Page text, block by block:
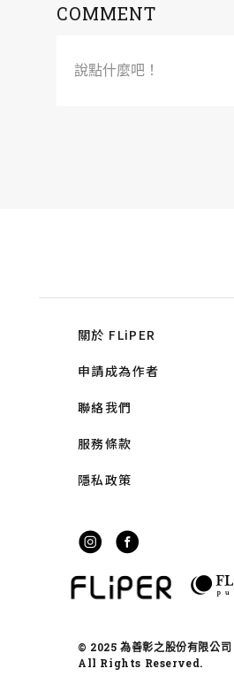
COMMENT
說點什麼吧！
關於 FLiPER
申請成為作者
聯絡我們
服務條款
隱私政策
© 2025 為善彰之股份有限公司
All Rights Reserved.